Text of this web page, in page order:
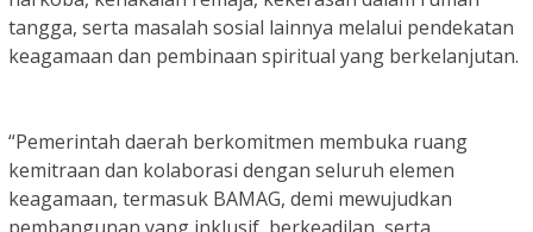
tangga, serta masalah sosial lainnya melalui pendekatan
keagamaan dan pembinaan spiritual yang berkelanjutan.
“Pemerintah daerah berkomitmen membuka ruang
kemitraan dan kolaborasi dengan seluruh elemen
keagamaan, termasuk BAMAG, demi mewujudkan